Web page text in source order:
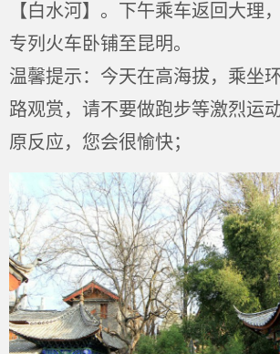
【白水河】。下午乘车返回大理
专列火车卧铺至昆明。
温馨提示：今天在高海拔，乘坐
路观赏，请不要做跑步等激烈运
原反应，您会很愉快；